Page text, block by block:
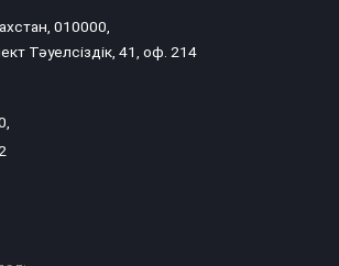
010000,
Тәуелсіздік, 41, оф. 214